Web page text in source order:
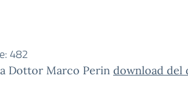
482
Dottor Marco Perin download del